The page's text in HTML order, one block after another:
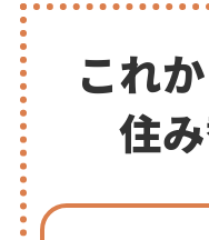
これ
住